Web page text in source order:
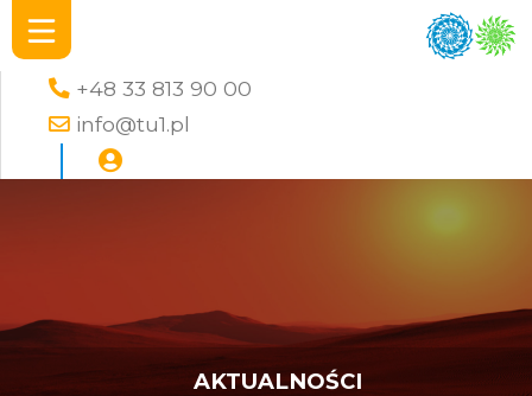
+48 33 813 90 00
info@tu1.pl
AKTUALNOŚCI